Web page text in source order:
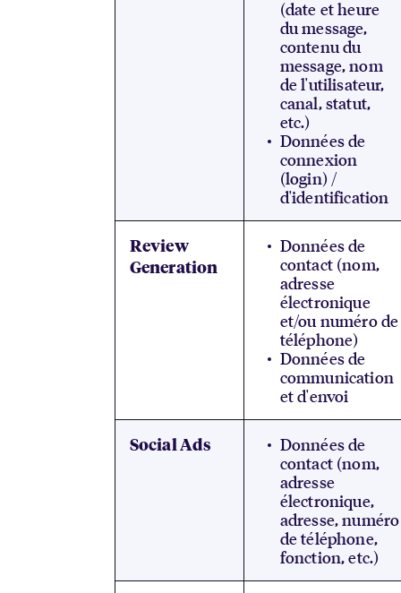
(date et heure
du message,
contenu du
message, nom
de l'utilisateur,
canal, statut,
etc.)
Données de
connexion
(login) /
d'identification
Review
Generation
Données de
contact (nom,
adresse
électronique
et/ou numéro de
téléphone)
Données de
communication
et d'envoi
Social Ads
Données de
contact (nom,
adresse
électronique,
adresse, numéro
de téléphone,
fonction, etc.)